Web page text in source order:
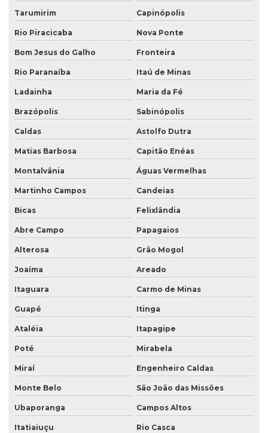
Tarumirim Capinópolis
Rio Piracicaba Nova Ponte
Bom Jesus do Galho Fronteira
Rio Paranaíba Itaú de Minas
Ladainha Maria da Fé
Brazópolis Sabinópolis
Caldas Astolfo Dutra
Matias Barbosa Capitão Enéas
Montalvânia Águas Vermelhas
Martinho Campos Candeias
Bicas Felixlândia
Abre Campo Papagaios
Alterosa Grão Mogol
Joaíma Areado
Itaguara Carmo de Minas
Guapé Itinga
Ataléia Itapagipe
Poté Mirabela
Miraí Engenheiro Caldas
Monte Belo São João das Missões
Ubaporanga Campos Altos
Itatiaiuçu Rio Casca